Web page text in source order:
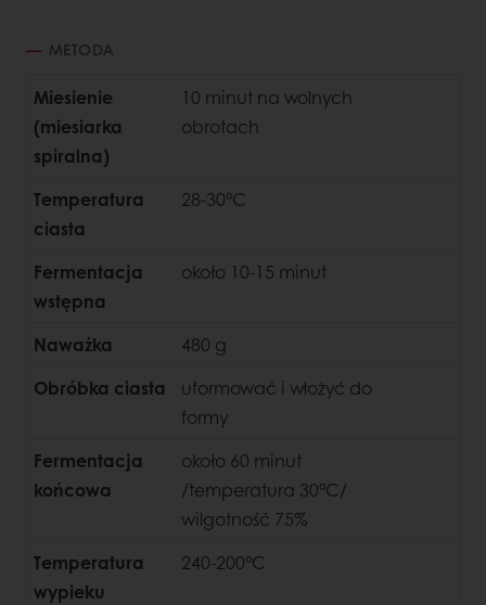
METODA
Miesienie
(miesiarka
spiralna)
10 minut na wolnych
obrotach
Temperatura
ciasta
28-30°C
Fermentacja
wstępna
około 10-15 minut
Naważka
480 g
Obróbka ciasta
uformować i włożyć do
formy
Fermentacja
końcowa
około 60 minut
/temperatura 30°C/
wilgotność 75%
Temperatura
wypieku
240-200°C